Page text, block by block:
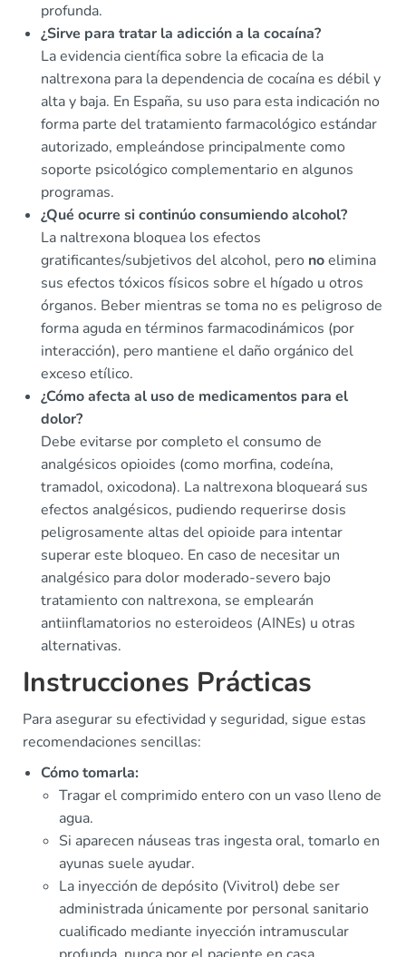
profunda.
¿Sirve para tratar la adicción a la cocaína?
La evidencia científica sobre la eficacia de la
naltrexona para la dependencia de cocaína es débil y
alta y baja. En España, su uso para esta indicación no
forma parte del tratamiento farmacológico estándar
autorizado, empleándose principalmente como
soporte psicológico complementario en algunos
programas.
¿Qué ocurre si continúo consumiendo alcohol?
La naltrexona bloquea los efectos
gratificantes/subjetivos del alcohol, pero noelimina
sus efectos tóxicos físicos sobre el hígado u otros
órganos. Beber mientras se toma no es peligroso de
forma aguda en términos farmacodinámicos (por
interacción), pero mantiene el daño orgánico del
exceso etílico.
¿Cómo afecta al uso de medicamentos para el
dolor?
Debe evitarse por completo el consumo de
analgésicos opioides (como morfina, codeína,
tramadol, oxicodona). La naltrexona bloqueará sus
efectos analgésicos, pudiendo requerirse dosis
peligrosamente altas del opioide para intentar
superar este bloqueo. En caso de necesitar un
analgésico para dolor moderado-severo bajo
tratamiento con naltrexona, se emplearán
antiinflamatorios no esteroideos (AINEs) u otras
alternativas.
Instrucciones Prácticas
Para asegurar su efectividad y seguridad, sigue estas
recomendaciones sencillas:
Cómo tomarla:
Tragar el comprimido entero con un vaso lleno de
agua.
Si aparecen náuseas tras ingesta oral, tomarlo en
ayunas suele ayudar.
La inyección de depósito (Vivitrol) debe ser
administrada únicamente por personal sanitario
cualificado mediante inyección intramuscular